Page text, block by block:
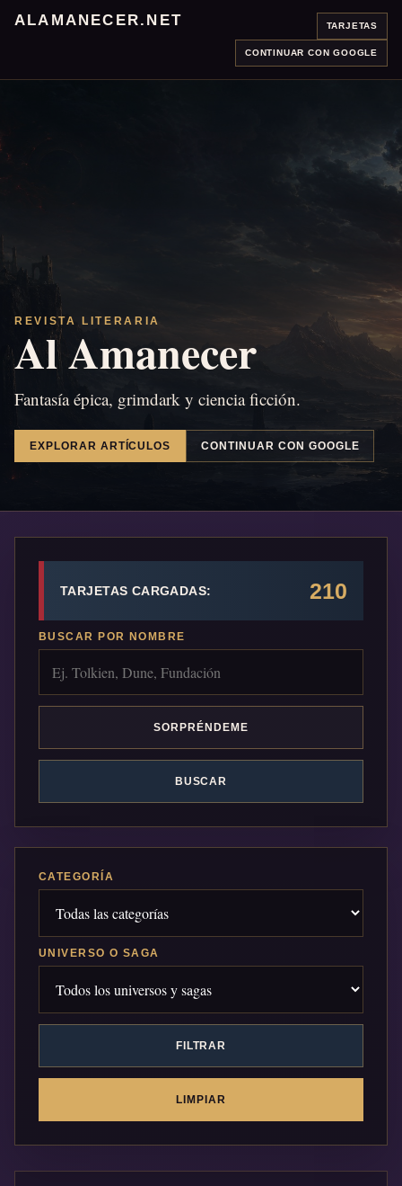
ALAMANECER.NET TARJETAS
CONTINUAR CON GOOGLE
REVISTA LITERARIA
Al Amanecer
Fantasía épica, grimdark y ciencia ficción.
EXPLORAR ARTÍCULOS CONTINUAR CON GOOGLE
TARJETAS CARGADAS: 210
BUSCAR POR NOMBRE
SORPRÉNDEME
BUSCAR
CATEGORÍA
UNIVERSO O SAGA
FILTRAR
LIMPIAR